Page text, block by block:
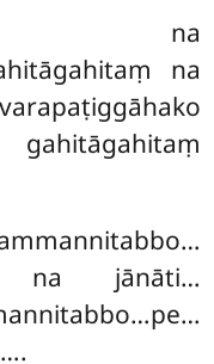
na
na
na jānāti…